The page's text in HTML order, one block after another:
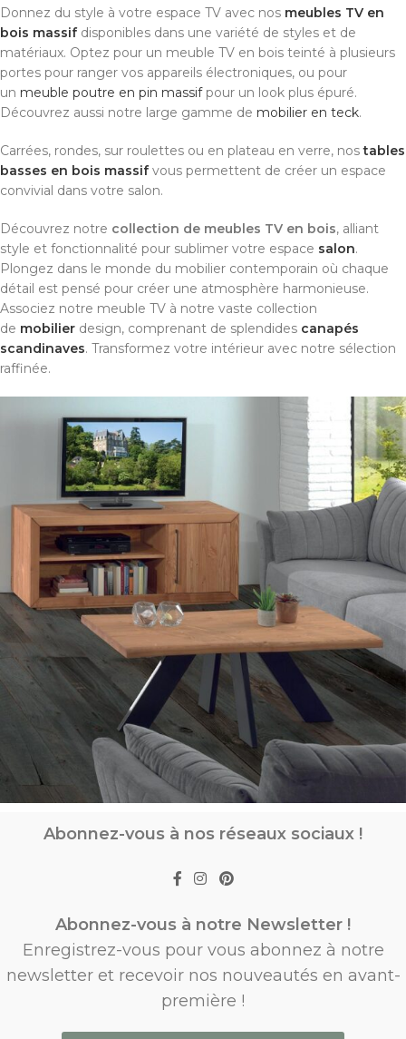
Donnez du style à votre espace TV avec nos meubles TV en
bois massifdisponibles dans une variété de styles et de
matériaux. Optez pour un meuble TV en bois teinté à plusieurs
portes pour ranger vos appareils électroniques, ou pour
un meuble poutre en pin massifpour un look plus épuré.
Découvrez aussi notre large gamme de mobilier en teck.
Carrées, rondes, sur roulettes ou en plateau en verre, nostables
basses en bois massifvous permettent de créer un espace
convivial dans votre salon.
Découvrez notre collection de meubles TV en bois, alliant
style et fonctionnalité pour sublimer votre espace salon.
Plongez dans le monde du mobilier contemporain où chaque
détail est pensé pour créer une atmosphère harmonieuse.
Associez notre meuble TV à notre vaste collection
de mobilier design, comprenant de splendides canapés
scandinaves. Transformez votre intérieur avec notre sélection
raffinée.
Abonnez-vous à nos réseaux sociaux !
Abonnez-vous à notre Newsletter !
Enregistrez-vous pour vous abonnez à notre
newsletter et recevoir nos nouveautés en avant-
première !